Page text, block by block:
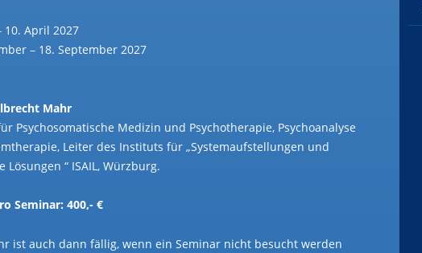
10. April 2027
– 18. September 2027
Mahr
Psychosomatische Medizin und Psychotherapie, Psychoanalyse
Leiter des Instituts für „Systemaufstellungen und
Lösungen “ ISAIL, Würzburg.
Seminar: 400,- €
ist auch dann fällig, wenn ein Seminar nicht besucht werden